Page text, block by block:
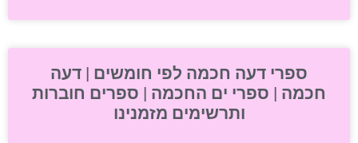
ספרי דעה חכמה לפי חומשים | דעה
חכמה | ספרי ים החכמה | ספרים חוברות
ותרשימים מזמנינו